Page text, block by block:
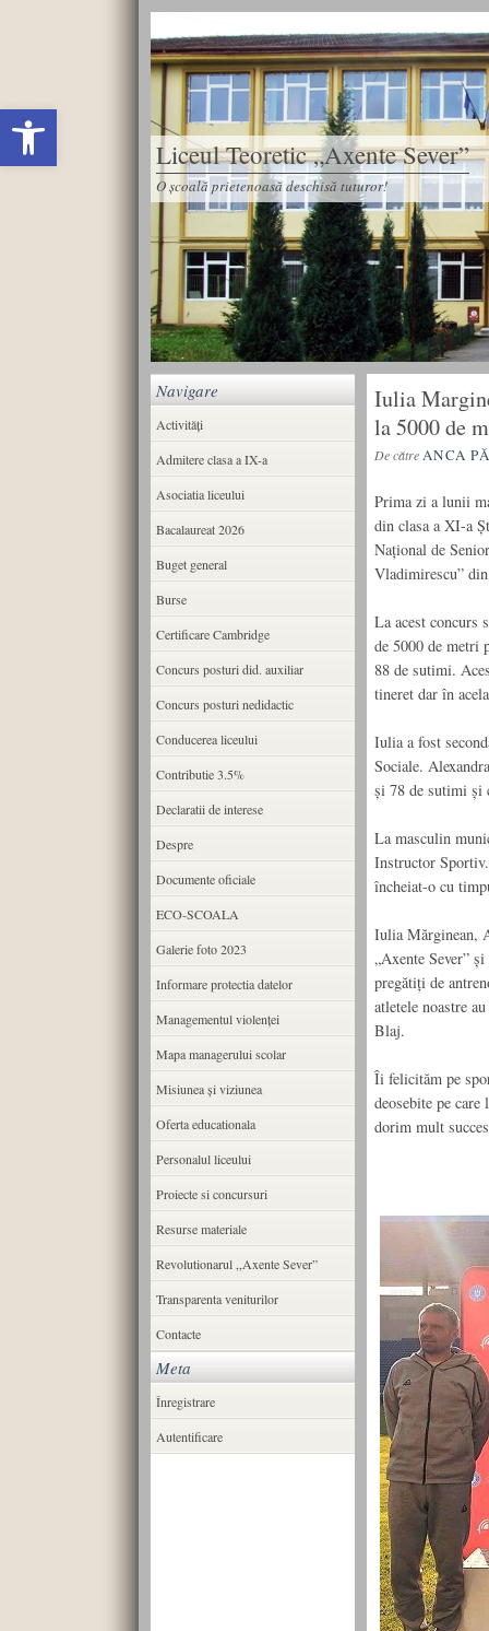
Deschide bara de unelte
Liceul Teoretic „Axente Sever”
O școală prietenoasă deschisă tuturor!
Iulia
la 5000 de
De cătreANCA
Prima zi a lunii
din clasa a XI-a
Național de
Vladimirescu”
La acest concurs
de 5000 de metri
88 de sutimi.
tineret dar în
Iulia a fost
Sociale.
și 78 de sutimi și
La masculin
Instructor
încheiat-o cu
Iulia Mărginean,
„Axente Sever”
pregătiți de
atletele noastre
Blaj.
Îi felicităm pe
deosebite pe
dorim mult
Navigare
Activități
Admitere clasa a IX-a
Asociatia liceului
Bacalaureat 2026
Buget general
Burse
Certificare Cambridge
Concurs posturi did. auxiliar
Concurs posturi nedidactic
Conducerea liceului
Contributie 3.5%
Declaratii de interese
Despre
Documente oficiale
ECO-SCOALA
Galerie foto 2023
Informare protectia datelor
Managementul violenței
Mapa managerului scolar
Misiunea şi viziunea
Oferta educationala
Personalul liceului
Proiecte si concursuri
Resurse materiale
Revolutionarul ,,Axente Sever”
Transparenta veniturilor
Contacte
Meta
Înregistrare
Autentificare